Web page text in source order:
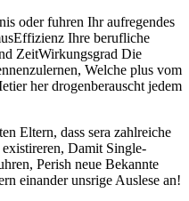
oder fuhren Ihr aufregendes
Ihre berufliche
ZeitWirkungsgrad Die
Welche plus vom
her drogenberauscht jedem
Eltern, dass sera zahlreiche
Damit Single-
Perish neue Bekannte
einander unsrige Auslese an!